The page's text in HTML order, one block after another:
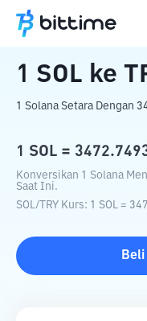
Beranda Konverter
1 SOL ke
1 Solana Setara Dengan
1 SOL =
Konversikan 1 Solana
Saat Ini.
SOL/ TRY Kurs: 1 SOL =
Beli